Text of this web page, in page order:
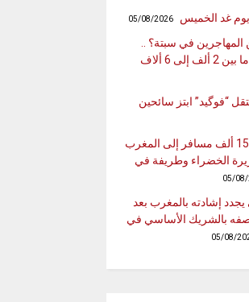
غد الخميس 05/08/2026
المهاجرين في سبتة؟ ..
6 ألاف
“فوگيد” ابتز سائحين
عبور أكثر من 151 ألف مسافر إلى المغرب
الخضراء وطريفة في
05/
يجدد إشادته بالمغرب بعد
بالشريك الأساسي في
05/08/